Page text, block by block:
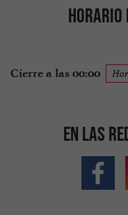
Horario
Cierre a las 00:00
En las